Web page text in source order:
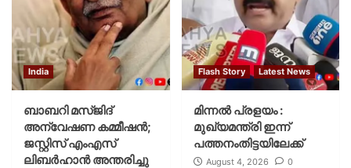
India
ബാബറി മസ്ജിദ്
അന്വേഷണ കമ്മീഷന്‍;
ജസ്റ്റിസ് എംഎസ്
ലിബര്‍ഹാന്‍ അന്തരിച്ചു
Flash Story Latest News
മിന്നല്‍ പ്രളയം :
മുഖ്യമന്ത്രി ഇന്ന്
പത്തനംതിട്ടയിലേക്ക്
August 4, 2026 0